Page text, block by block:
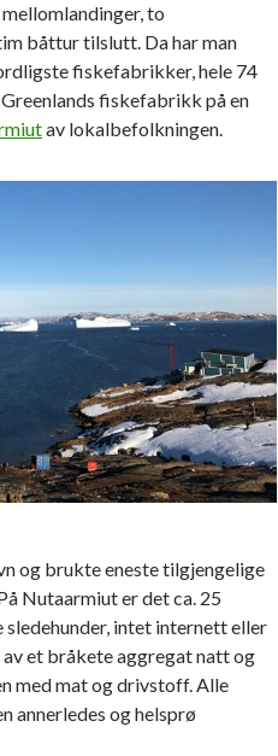
to
båttur tilslutt. Da har man
fiskefabrikker, hele 74
fiskefabrikk på en
av lokalbefolkningen.
og brukte eneste tilgjengelige
Nutaarmiut er det ca. 25
intet internett eller
et bråkete aggregat natt og
med mat og drivstoff. Alle
annerledes og helsprø